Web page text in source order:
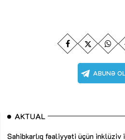
AKTUAL
Sahibkarlıq fəaliyyəti üçün inklüziv